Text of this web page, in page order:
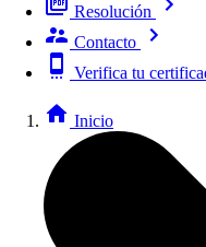
Resolución
Contacto
Verifica tu
Inicio